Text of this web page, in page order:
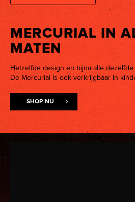
MERCURIAL IN
MATEN
Hetzelfde design en bijna alle
De Mercurial is ook verkrijgbaar in
SHOP NU